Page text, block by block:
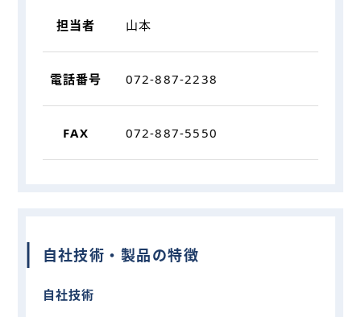
担当者 山本
電話番号 072-887-2238
FAX 072-887-5550
自社技術・製品の特徴
自社技術